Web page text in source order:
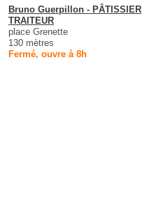
Bruno Guerpillon - PÂTISSIER
TRAITEUR
place Grenette
130 mètres
Fermé, ouvre à 8h